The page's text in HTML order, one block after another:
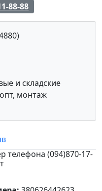
88-88
и складские
монтаж
телефона (094)870-17-